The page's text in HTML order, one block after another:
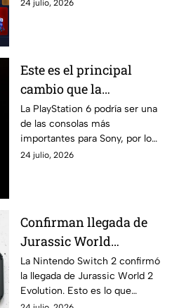
24 julio, 2026
Este es el principal
cambio que la
PlayStation 6 tendría
respecto a la PS5
La PlayStation 6 podría ser una
de las consolas más
importantes para Sony, por lo
que estos tendrán cambios
24 julio, 2026
Confirman llegada de
Jurassic World
Evolution 2 para la
Nintendo Switch 2; esto
se sabe
La Nintendo Switch 2 confirmó
la llegada de Jurassic World 2
Evolution. Esto es lo que
tienes que saber respecto al